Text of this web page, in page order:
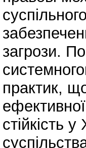
загрози.
практик,
стійкість